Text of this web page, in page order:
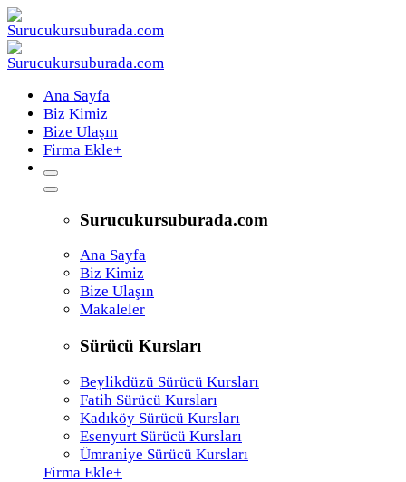
Ana Sayfa
Biz Kimiz
Bize Ulaşın
Firma Ekle+
Surucukursuburada.com
Ana Sayfa
Biz Kimiz
Bize Ulaşın
Makaleler
Sürücü Kursları
Beylikdüzü Sürücü Kursları
Fatih Sürücü Kursları
Kadıköy Sürücü Kursları
Esenyurt Sürücü Kursları
Ümraniye Sürücü Kursları
Firma Ekle+